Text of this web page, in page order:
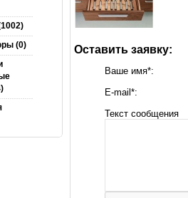
(0)
Оставить заявку:
Ваше имя*:
E-mail*:
Текст сообщения